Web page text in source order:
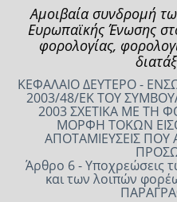
Αμοιβαία συνδρομή
Ευρωπαϊκής Ένωσης
φορολογίας,
ΚΕΦΑΛΑΙΟ ΔΕΥΤΕΡΟ -
2003/48/ΕΚ ΤΟΥ
2003 ΣΧΕΤΙΚΑ ΜΕ ΤΗ
ΜΟΡΦΗ ΤΟΚΩΝ
ΑΠΟΤΑΜΙΕΥΣΕΙΣ
Άρθρο 6 - Υποχρεώσεις
και των λοιπών